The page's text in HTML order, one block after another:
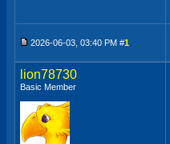
2026-06-03, 03:40 PM #1
lion78730
Basic Member